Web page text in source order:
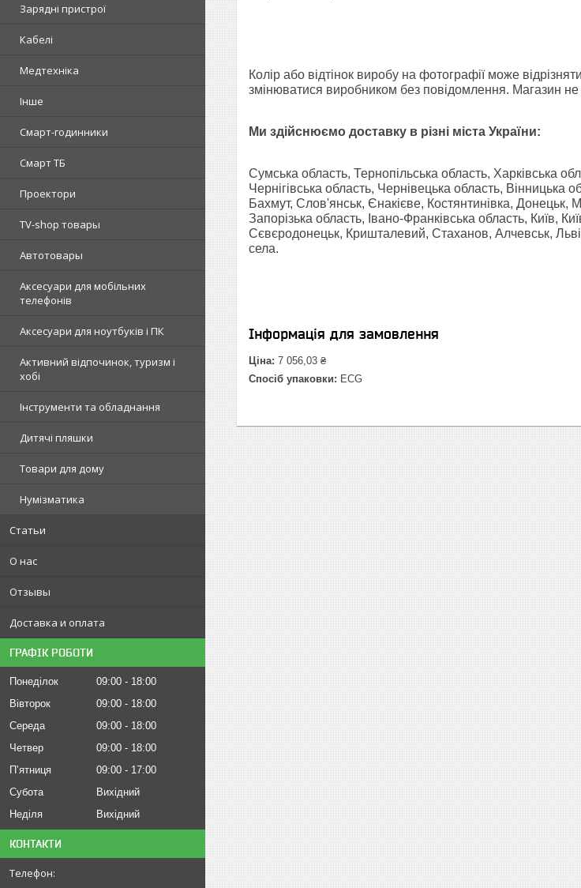
Зарядні пристрої
Кабелі
Медтехніка
Інше
Смарт-годинники
Смарт ТБ
Проектори
TV-shop товары
Автотовары
Аксесуари для мобільних
телефонів
Аксесуари для ноутбуків і ПК
Активний відпочинок, туризм і
хобі
Інструменти та обладнання
Дитячі пляшки
Товари для дому
Нумізматика
Статьи
О нас
Отзывы
Доставка и оплата
ГРАФІК РОБОТИ
Понеділок 09:00
18:00
Вівторок
09:00
18:00
Середа
09:00
18:00
Четвер
09:00
18:00
Пʼятниця
09:00
17:00
Субота
Вихідний
Неділя
Вихідний
КОНТАКТИ
Колір або відтінок виробу на фотографії може
змінюватися виробником без повідомлення. Магазин не
Ми здійснюємо доставку в різні міста України:
Сумська область, Тернопільська область, Харківська
Чернігівська область, Чернівецька область, Вінницька
Бахмут, Слов'янськ, Єнакієве, Костянтинівка, Донецьк,
Запорізька область, Івано-Франківська область, Київ,
Сєвєродонецьк, Кришталевий, Стаханов, Алчевськ,
села.
Інформація для замовлення
Ціна: 7 056,03 ₴
Спосіб упаковки: ECG